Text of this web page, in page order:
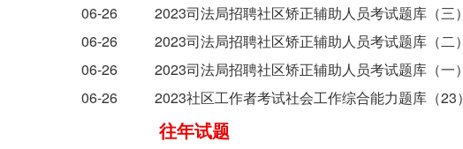
06-26
06-26
06-26
06-26
2023司法局招聘社区矫正辅助人员考试题库（三）
2023司法局招聘社区矫正辅助人员考试题库（二）
2023司法局招聘社区矫正辅助人员考试题库（一）
2023社区工作者考试社会工作综合能力题库（23）
往年试题